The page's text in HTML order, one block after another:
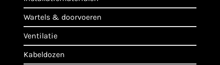
wartels & doorvoeren
ventilatie
kabeldozen